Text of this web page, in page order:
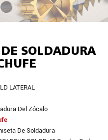
SOLDADURA
LATERAL
Del Zócalo
De Soldadura